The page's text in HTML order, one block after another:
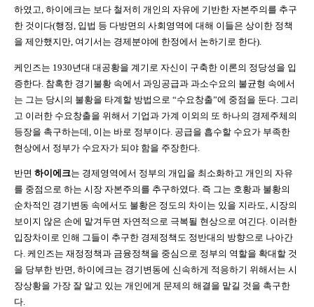
하였고, 하이에크는 보다 철저히 개인의 자유에 기반한 자본주의 를 추구
한 것이다(행정, 입법 등 다방면의 사회영역에 대해 이들은 상이한 정책
을 제안했지만, 여기서는 경제분야에 한정에서 논하기로 한다).
케인즈는 1930년대 대공황을 계기로 자신이 구축한 이론의 정당성을 입
증한다 참혹한 경기불황 속에서 과잉공급과 과소수요의 불균형 속에서
는 그는 당시의 불황을 타계할 방법으로 “수요창출”에 중점을 둔다 그리
고 이러한 수요창출을 위해서 기업과 가계 이외의 또 하나의 경제주체의
등장을 촉구하는데 이는 바로 정부이다 공급을 흡수할 수요가 부족한
현상에서 정부가 수요자가 되야 함을 주장한다
반면 하이에크는 경제영역에서 정부의 개입을 최소화하고 개인의 자유
를 중점으로 하는 시장 자본주의를 추구하였다 즉 그는 호황과 불황의
순차적인 경기변동 속에서도 불황은 정도의 차이는 있을 지라도 시장의
보이지 않은 손에 맡겨두면 자연적으로 극복될 현상으로 여긴다 이러한
입장차이로 인해 그들이 추구한 경제정책도 정반대의 방향으로 나아간
다 케인즈는 재정정책과 금융정책을 중심으로 정부의 역할을 확대할 것
을 당부한 반면 하이에크는 경기변동에 신속하게 적응하기 위해서는 시
장상황을 가장 잘 알고 있는 개인에게 문제의 해결을 맡길 것을 촉구한
다